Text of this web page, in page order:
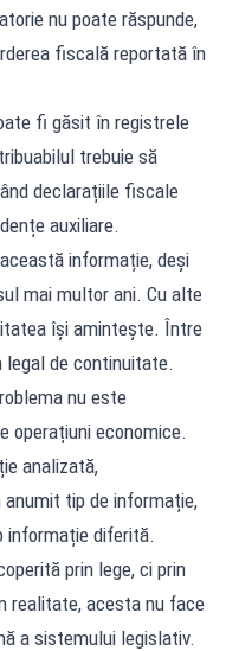
nu poate răspunde,
fiscală reportată în
fi găsit în registrele
trebuie să
declarațiile fiscale
auxiliare.
informație, deși
mai multor ani. Cu alte
își amintește. Între
legal de continuitate.
nu este
operațiuni economice.
analizată,
tip de informație,
informație diferită.
prin lege, ci prin
realitate, acesta nu face
a sistemului legislativ.